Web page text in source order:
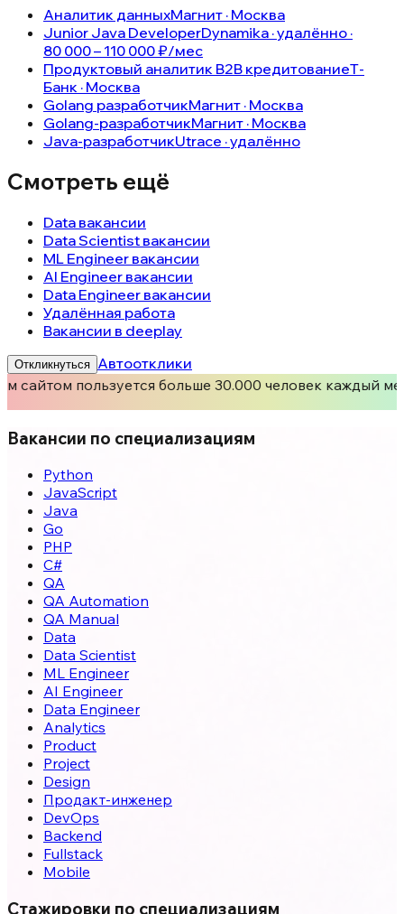
Аналитик данныхМагнит · Москва
Junior Java DeveloperDynamika · удалённо ·
80 000 – 110 000 ₽/мес
Продуктовый аналитик B2B кредитованиеТ-
Банк · Москва
Golang разработчикМагнит · Москва
Golang-разработчикМагнит · Москва
Java-разработчикUtrace · удалённо
Смотреть ещё
Data вакансии
Data Scientist вакансии
ML Engineer вакансии
AI Engineer вакансии
Data Engineer вакансии
Удалённая работа
Вакансии в deeplay
Откликнуться Автоотклики
сайтом пользуется больше 30.000 человек каждый
Вакансии по специализациям
Python
JavaScript
Java
Go
PHP
C#
QA
QA Automation
QA Manual
Data
Data Scientist
ML Engineer
AI Engineer
Data Engineer
Analytics
Product
Project
Design
Продакт-инженер
DevOps
Backend
Fullstack
Mobile
Стажировки по специализациям